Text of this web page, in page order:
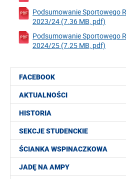
FACEBOOK
AKTUALNOŚCI
HISTORIA
SEKCJE STUDENCKIE
ŚCIANKA WSPINACZKOWA
JADĘ NA AMPY
Podsumowanie Sportowego
2023/24 (7.36 MB, pdf)
Podsumowanie Sportowego
2024/25 (7.25 MB, pdf)